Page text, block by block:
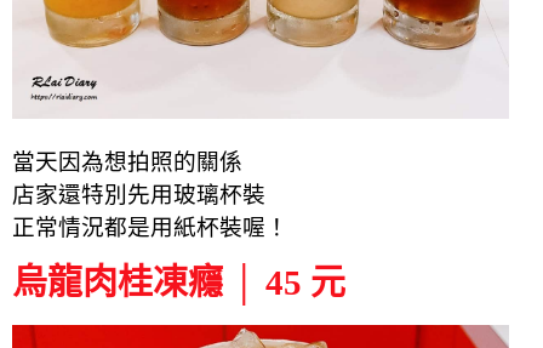
當天因為想拍照的關係
店家還特別先用玻璃杯裝
正常情況都是用紙杯裝喔！
烏龍肉桂凍癮 │ 45 元